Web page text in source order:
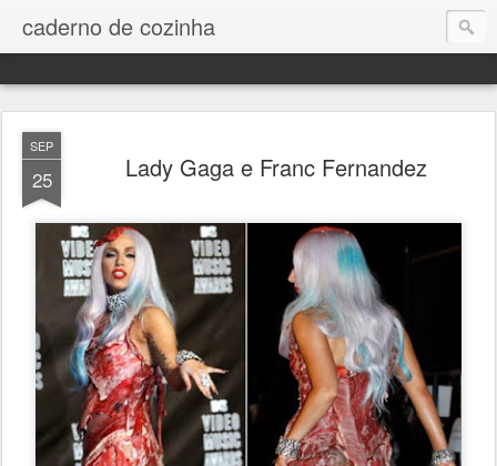
caderno de cozinha
SEP
25 Lady Gaga e Franc Fernandez